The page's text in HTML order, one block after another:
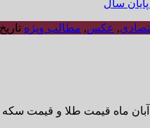
, عکس, مطالب ویژه تاریخ